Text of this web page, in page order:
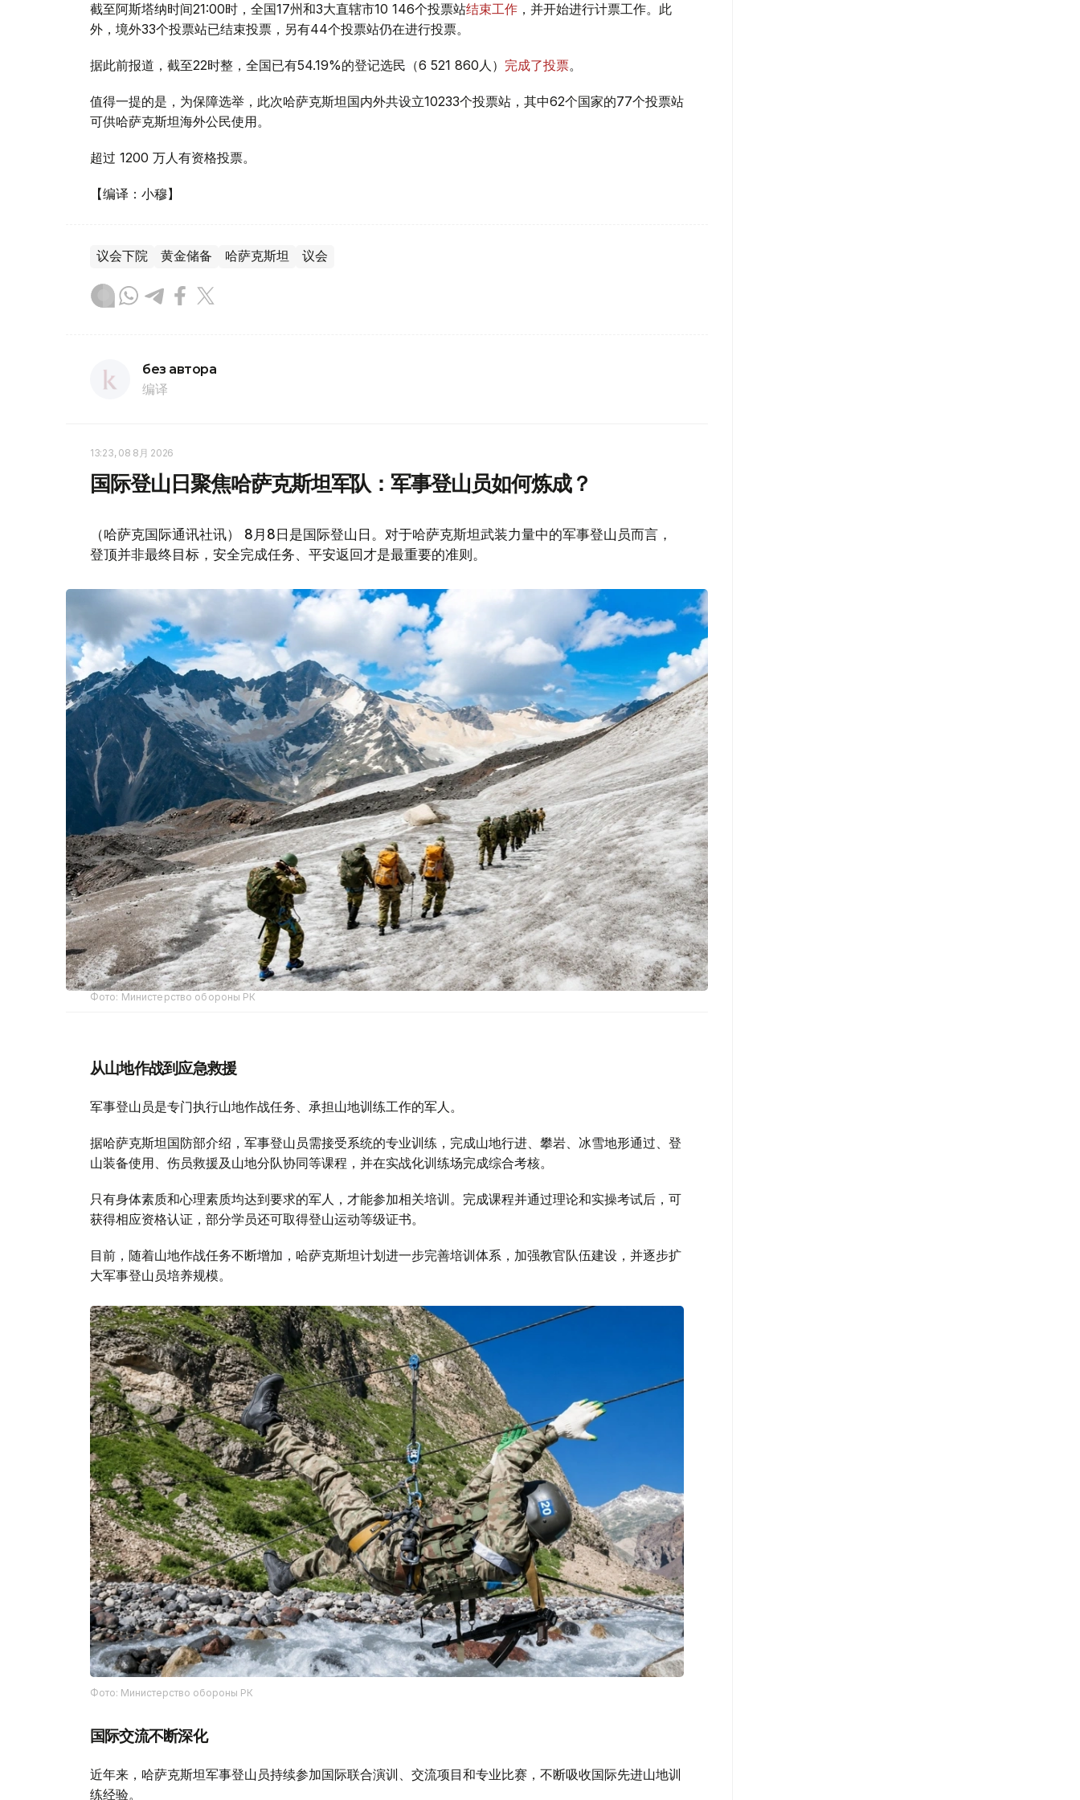
截至阿斯塔纳时间21:00时，全国17州和3大直辖市10 146个投票站结束工作 ，并开始进行计票工作。此
外，境外33个投票站已结束投票，另有44个投票站仍在进行投票。
据此前报道，截至22时整，全国已有54.19%的登记选民（6 521 860人） 完成了投票。
值得一提的是，为保障选举，此次哈萨克斯坦国内外共设立10233个投票站，其中62个国家的77个投票站
可供哈萨克斯坦海外公民使用。
超过 1200 万人有资格投票。
【编译：小穆】
议会下院 黄金储备 哈萨克斯坦 议会
без автора
编译
13:23, 08 8月 2026
国际登山日聚焦哈萨克斯坦军队：军事登山员如何炼成？
（哈萨克国际通讯社讯） 8月8日是国际登山日。对于哈萨克斯坦武装力量中的军事登山员而言，
登顶并非最终目标，安全完成任务、平安返回才是最重要的准则。
Фото: Министерство обороны РК
从山地作战到应急救援
军事登山员是专门执行山地作战任务、承担山地训练工作的军人。
据哈萨克斯坦国防部介绍，军事登山员需接受系统的专业训练，完成山地行进、攀岩、冰雪地形通过、登
山装备使用、伤员救援及山地分队协同等课程，并在实战化训练场完成综合考核。
只有身体素质和心理素质均达到要求的军人，才能参加相关培训。完成课程并通过理论和实操考试后，可
获得相应资格认证，部分学员还可取得登山运动等级证书。
目前，随着山地作战任务不断增加，哈萨克斯坦计划进一步完善培训体系，加强教官队伍建设，并逐步扩
大军事登山员培养规模。
Фото: Министерство обороны РК
国际交流不断深化
近年来，哈萨克斯坦军事登山员持续参加国际联合演训、交流项目和专业比赛，不断吸收国际先进山地训
练经验。